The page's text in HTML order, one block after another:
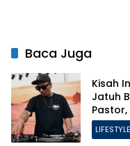
Baca Juga
Kisah
Jatuh
Babon
LIFESTYLE